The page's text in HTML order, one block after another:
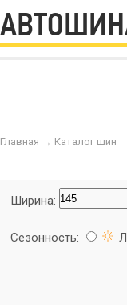
Главная → Каталог шин
Ширина:
Сезонность: